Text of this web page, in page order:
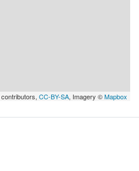
contributors, CC-BY-SA, Imagery ©Mapbox